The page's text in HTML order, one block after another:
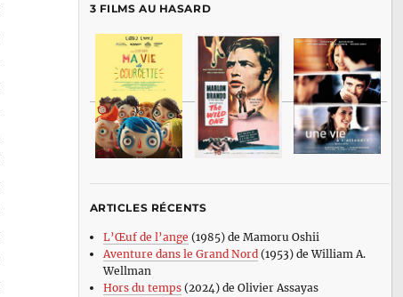
3 FILMS AU HASARD
ARTICLES RÉCENTS
L’Œuf de l’ange (1985) de Mamoru Oshii
Aventure dans le Grand Nord(1953) de William A.
Wellman
Hors du temps(2024) de Olivier Assayas